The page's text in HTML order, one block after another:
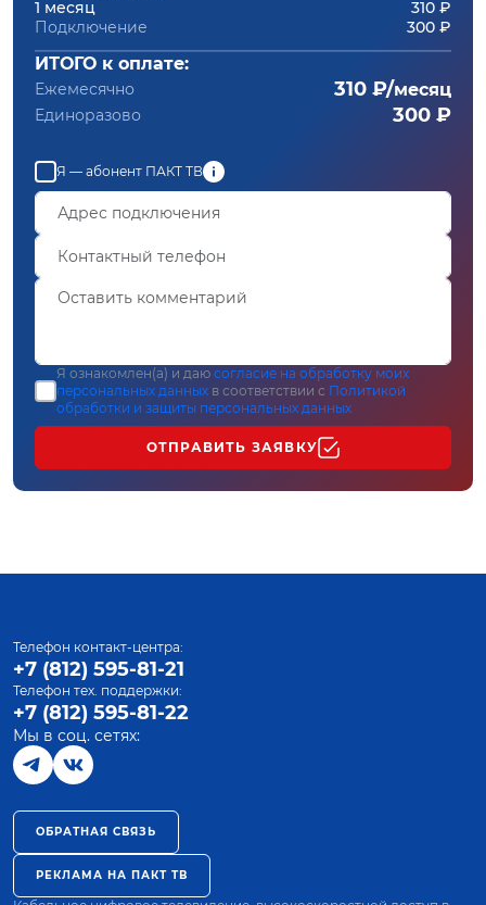
1 месяц
310 ₽
Подключение
300 ₽
ИТОГО к оплате:
Ежемесячно 310 ₽/месяц
Единоразово 300 ₽
Я — абонент ПАКТ ТВ
Я ознакомлен(а) и даю согласие на обработку моих
персональных данных в соответствии с Политикой
обработки и защиты персональных данных
ОТПРАВИТЬ ЗАЯВКУ
Телефон контакт-центра:
+7 (812) 595-81-21
Телефон тех. поддержки:
+7 (812) 595-81-22
Мы в соц. сетях:
ОБРАТНАЯ СВЯЗЬ
РЕКЛАМА НА ПАКТ ТВ